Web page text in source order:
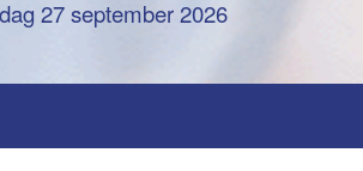
27 september 2026